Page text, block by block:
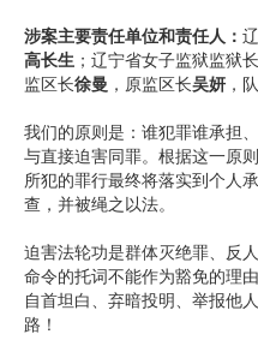
涉案主要责任单位和责任人：
高长生 ；辽宁省女子监狱监狱长
监区长徐曼 ，原监区长吴妍 ，
我们的原则是：谁犯罪谁承担
与直接迫害同罪。根据这一原
所犯的罪行最终将落实到个人
查，并被绳之以法。
迫害法轮功是群体灭绝罪、反
命令的托词不能作为豁免的理
自首坦白、弃暗投明、举报他
路！